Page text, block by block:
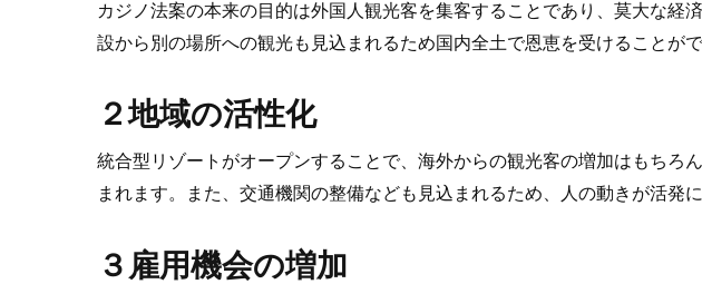
カジノ法案の本来の目的は外国人観光客を集客することであり、莫大な経
設から別の場所への観光も見込まれるため国内全土で恩恵を受けることがで
２地域の活性化
統合型リゾートがオープンすることで、海外からの観光客の増加はもちろ
まれます。また、交通機関の整備なども見込まれるため、人の動きが活発
３雇用機会の増加